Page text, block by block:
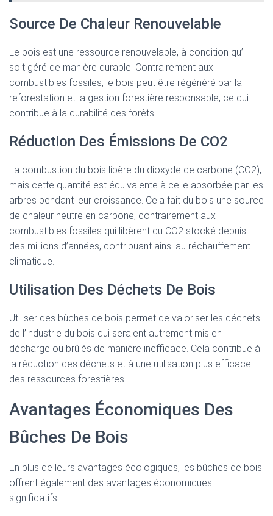
Source De Chaleur Renouvelable
Le bois est une ressource renouvelable, à condition qu’il
soit géré de manière durable. Contrairement aux
combustibles fossiles, le bois peut être régénéré par la
reforestation et la gestion forestière responsable, ce qui
contribue à la durabilité des forêts.
Réduction Des Émissions De CO2
La combustion du bois libère du dioxyde de carbone (CO2),
mais cette quantité est équivalente à celle absorbée par les
arbres pendant leur croissance. Cela fait du bois une source
de chaleur neutre en carbone, contrairement aux
combustibles fossiles qui libèrent du CO2 stocké depuis
des millions d’années, contribuant ainsi au réchauffement
climatique.
Utilisation Des Déchets De Bois
Utiliser des bûches de bois permet de valoriser les déchets
de l’industrie du bois qui seraient autrement mis en
décharge ou brûlés de manière inefficace. Cela contribue à
la réduction des déchets et à une utilisation plus efficace
des ressources forestières.
Avantages Économiques Des
Bûches De Bois
En plus de leurs avantages écologiques, les bûches de bois
offrent également des avantages économiques
significatifs.